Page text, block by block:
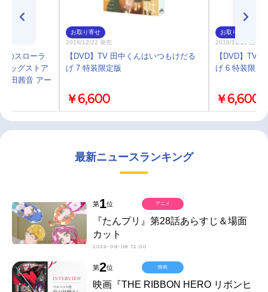
のスローラ
ッグストア
田茜音 アー
お取り寄せ
2016/12/22 発売
【DVD】TV 田中くんはいつもけだる
げ 7 特装限定版
￥6,600
お取り寄せ
2016/11/25 発売
【DVD】TV
げ 6 特装限定
￥6,600
最新ニュースランキング
第1位
『たんプリ』第28話あらすじ＆場面
カット
2026-08-08 12:00
アニメ
第2位
映画『THE RIBBON HERO リボンヒ
映画